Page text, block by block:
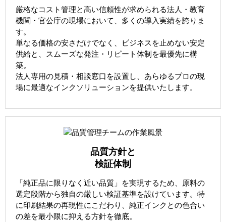
厳格なコスト管理と高い信頼性が求められる法人・教育
機関・官公庁の現場において、多くの導入実績を誇りま
す。
単なる価格の安さだけでなく、ビジネスを止めない安定
供給と、スムーズな発注・リピート体制を最優先に構
築。
法人専用の見積・相談窓口を設置し、あらゆるプロの現
場に最適なインクソリューションを提供いたします。
品質方針と
検証体制
「純正品に限りなく近い品質」を実現するため、原料の
選定段階から独自の厳しい検証基準を設けています。特
に印刷結果の再現性にこだわり、純正インクとの色合い
の差を最小限に抑える方針を徹底。